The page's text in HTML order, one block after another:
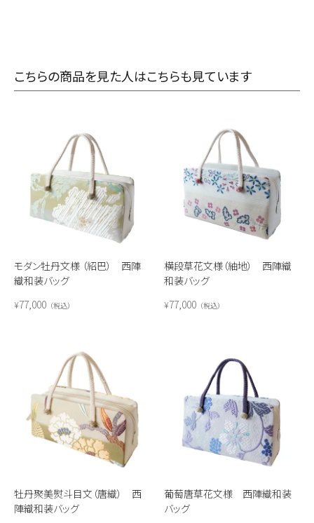
こちらの商品を見た人はこちらも見ています
モダン牡丹文様 （紹巴） 西陣
織和装バッグ
¥77,000 税込
横段草花文様（紬地） 西陣織
和装バッグ
¥77,000 税込
牡丹聚美熨斗目文（唐織） 西
陣織和装バッグ
葡萄唐草花文様 西陣織和装
バッグ